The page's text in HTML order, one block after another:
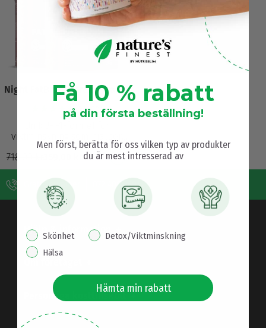
Night FatBurn Extreme paket
(24490)
viktminskning som hjälper
dig att gå ner i vikt medan du
sover! Patenterad formel
718,00
Gratis nummer 072 400 2601
Hjälp & information
Personliga kosttillskott
Få 10 % rabatt
på din första beställning!
Men först, berätta för oss vilken typ av produkter
du är mest intresserad av
interest pop up
Skönhet
Detox/Viktminskning
Hälsa
Hämta min rabatt